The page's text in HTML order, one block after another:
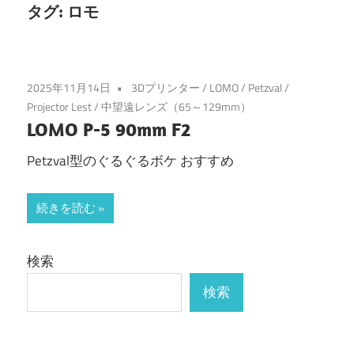
タグ: ロモ
2025年11月14日 3Dプリンター/ LOMO/ Petzval/
Projector Lest/中望遠レンズ（65～129mm）
LOMO P-5 90mm F2
Petzval型のぐるぐるボケ おすすめ
続きを読む
検索
検索